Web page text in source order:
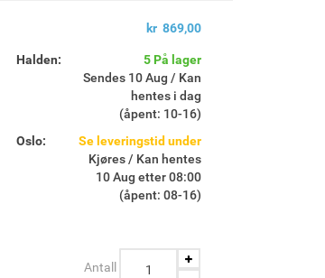
kr 869,00
Halden:
5 På lager
Sendes 10 Aug / Kan
hentes i dag
(åpent: 10-16)
Oslo:
Se leveringstid under
Kjøres / Kan hentes
10 Aug etter 08:00
(åpent: 08-16)
Antall